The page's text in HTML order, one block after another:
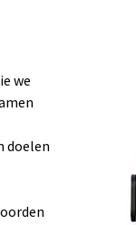
we
doelen